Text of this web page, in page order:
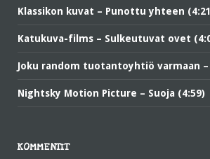
Klassikon kuvat – Punottu yhteen
Katukuva-films – Sulkeutuvat ovet
Joku random tuotantoyhtiö varmaan –
Nightsky Motion Picture – Suoja (4:59)
KOMMENTIT